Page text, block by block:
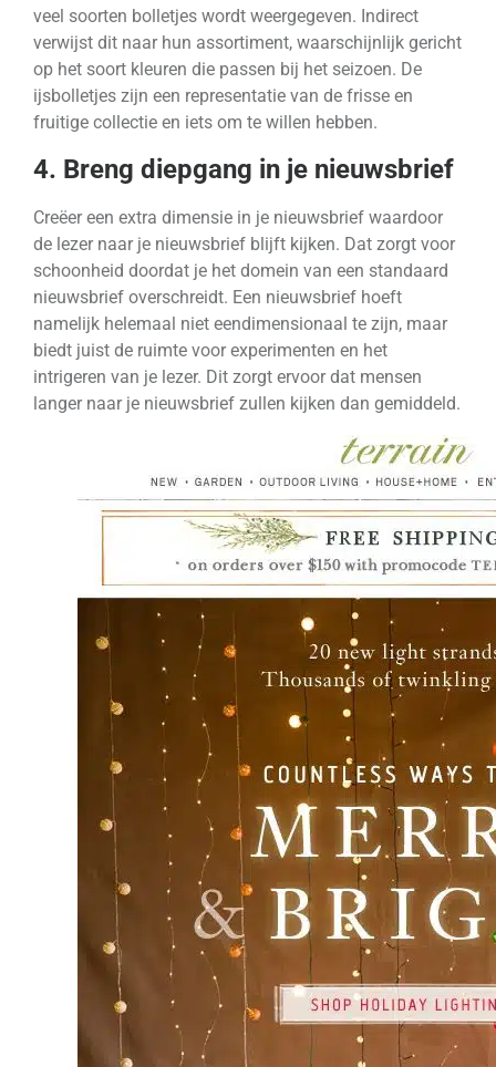
veel soorten bolletjes wordt weergegeven. Indirect
verwijst dit naar hun assortiment, waarschijnlijk gericht
op het soort kleuren die passen bij het seizoen. De
ijsbolletjes zijn een representatie van de frisse en
fruitige collectie en iets om te willen hebben.
4. Breng diepgang in je nieuwsbrief
Creëer een extra dimensie in je nieuwsbrief waardoor
de lezer naar je nieuwsbrief blijft kijken. Dat zorgt voor
schoonheid doordat je het domein van een standaard
nieuwsbrief overschreidt. Een nieuwsbrief hoeft
namelijk helemaal niet eendimensionaal te zijn, maar
biedt juist de ruimte voor experimenten en het
intrigeren van je lezer. Dit zorgt ervoor dat mensen
langer naar je nieuwsbrief zullen kijken dan gemiddeld.